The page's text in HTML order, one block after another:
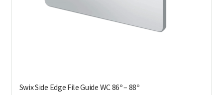
Swix Side Edge File Guide WC 86º – 88º